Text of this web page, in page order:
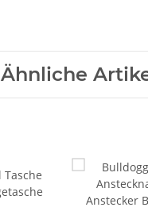
Ähnliche